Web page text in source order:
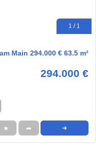
1 / 1
Main 294.000 € 63.5 m²
294.000 €
★ ➦ ➜